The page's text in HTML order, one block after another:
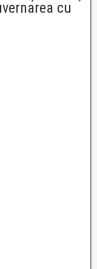
cu